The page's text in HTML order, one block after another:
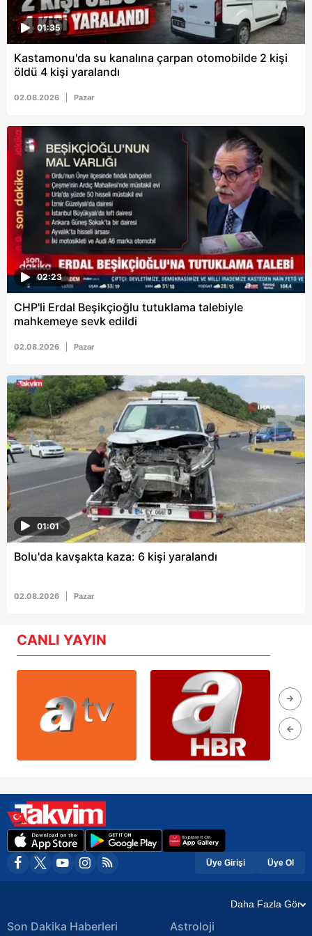
01:35
Kastamonu'da su kanalına çarpan otomobilde 2 kişi
öldü 4 kişi yaralandı
02.08.2026 Pazar
02:23
CHP'li Erdal Beşikçioğlu tutuklama talebiyle
mahkemeye sevk edildi
02.08.2026 Pazar
01:01
Bolu'da kavşakta kaza: 6 kişi yaralandı
02.08.2026 Pazar
CANLI YAYIN
Üye Girişi Üye Ol
Daha Fazla Gör
Son Dakika Haberleri Astroloji